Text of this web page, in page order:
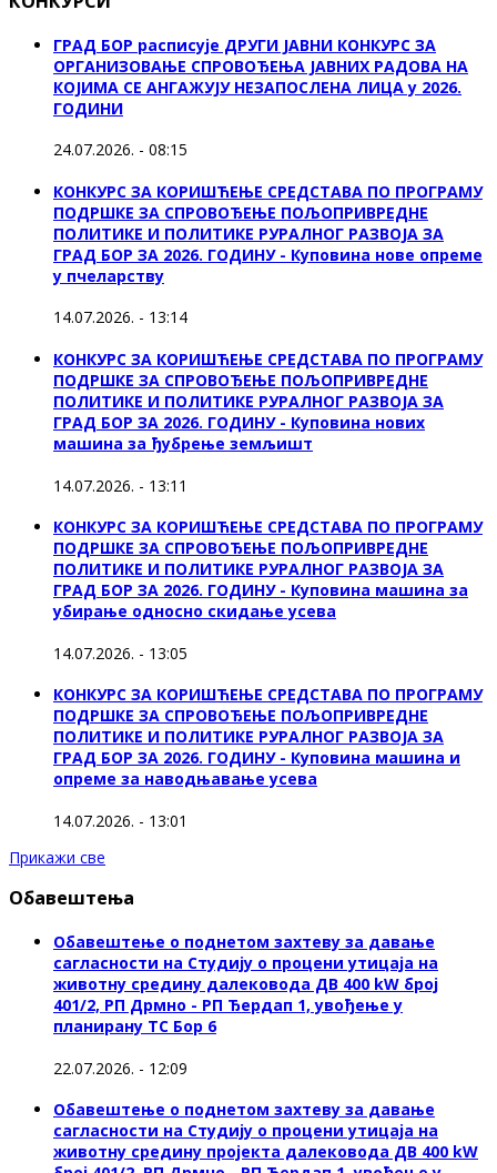
ГРАД БОР расписује ДРУГИ ЈАВНИ КОНКУРС ЗА
ОРГАНИЗОВАЊЕ СПРОВОЂЕЊА ЈАВНИХ РАДОВА НА
КОЈИМА СЕ АНГАЖУЈУ НЕЗАПОСЛЕНА ЛИЦА у 2026.
ГОДИНИ
24.07.2026. - 08:15
КОНКУРС ЗА КОРИШЋЕЊЕ СРЕДСТАВА ПО ПРОГРАМУ
ПОДРШКЕ ЗА СПРОВОЂЕЊЕ ПОЉОПРИВРЕДНЕ
ПОЛИТИКЕ И ПОЛИТИКЕ РУРАЛНОГ РАЗВОЈА ЗА
ГРАД БОР ЗА 2026. ГОДИНУ - Куповина нове опреме
у пчеларству
14.07.2026. - 13:14
КОНКУРС ЗА КОРИШЋЕЊЕ СРЕДСТАВА ПО ПРОГРАМУ
ПОДРШКЕ ЗА СПРОВОЂЕЊЕ ПОЉОПРИВРЕДНЕ
ПОЛИТИКЕ И ПОЛИТИКЕ РУРАЛНОГ РАЗВОЈА ЗА
ГРАД БОР ЗА 2026. ГОДИНУ - Куповина нових
машина за ђубрење земљишт
14.07.2026. - 13:11
КОНКУРС ЗА КОРИШЋЕЊЕ СРЕДСТАВА ПО ПРОГРАМУ
ПОДРШКЕ ЗА СПРОВОЂЕЊЕ ПОЉОПРИВРЕДНЕ
ПОЛИТИКЕ И ПОЛИТИКЕ РУРАЛНОГ РАЗВОЈА ЗА
ГРАД БОР ЗА 2026. ГОДИНУ - Куповинa машина за
убирање односно скидање усева
14.07.2026. - 13:05
КОНКУРС ЗА КОРИШЋЕЊЕ СРЕДСТАВА ПО ПРОГРАМУ
ПОДРШКЕ ЗА СПРОВОЂЕЊЕ ПОЉОПРИВРЕДНЕ
ПОЛИТИКЕ И ПОЛИТИКЕ РУРАЛНОГ РАЗВОЈА ЗА
ГРАД БОР ЗА 2026. ГОДИНУ - Куповина машина и
опреме за наводњавање усева
14.07.2026. - 13:01
Прикажи све
Обавештења
Обавештење о поднетом захтеву за давање
сагласности на Студију о процени утицаја на
животну средину далековода ДВ 400 kW број
401/2, РП Дрмно - РП Ђердап 1, увођење у
планирану ТС Бор 6
22.07.2026. - 12:09
Обавештење о поднетом захтеву за давање
сагласности на Студију о процени утицаја на
животну средину пројекта далековода ДВ 400 kW